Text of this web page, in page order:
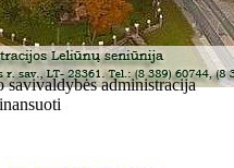
savivaldybės administracija